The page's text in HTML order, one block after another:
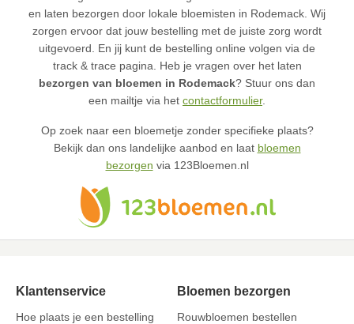
en laten bezorgen door lokale bloemisten in Rodemack. Wij
zorgen ervoor dat jouw bestelling met de juiste zorg wordt
uitgevoerd. En jij kunt de bestelling online volgen via de
track & trace pagina. Heb je vragen over het laten
bezorgen van bloemen in Rodemack? Stuur ons dan
een mailtje via het contactformulier.
Op zoek naar een bloemetje zonder specifieke plaats?
Bekijk dan ons landelijke aanbod en laat bloemen
bezorgen via 123Bloemen.nl
Klantenservice
Hoe plaats je een bestelling
Bloemen bezorgen
Rouwbloemen bestellen